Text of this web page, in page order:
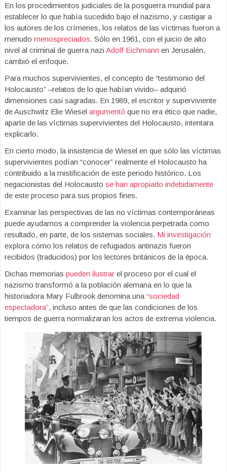
En los procedimientos judiciales de la posguerra mundial para
establecer lo que había sucedido bajo el nazismo, y castigar a
los autores de los crímenes, los relatos de las víctimas fueron a
menudo menospreciados. Sólo en 1961, con el juicio de alto
nivel al criminal de guerra nazi Adolf Eichmann en Jerusalén,
cambió el enfoque.
Para muchos supervivientes, el concepto de “testimonio del
Holocausto” –relatos de lo que habían vivido– adquirió
dimensiones casi sagradas. En 1989, el escritor y superviviente
de Auschwitz Elie Wiesel argumentó que no era ético que nadie,
aparte de las víctimas supervivientes del Holocausto, intentara
explicarlo.
En cierto modo, la insistencia de Wiesel en que sólo las víctimas
supervivientes podían “conocer” realmente el Holocausto ha
contribuido a la mistificación de este periodo histórico. Los
negacionistas del Holocausto se han apropiado indebidamente
de este proceso para sus propios fines.
Examinar las perspectivas de las no víctimas contemporáneas
puede ayudarnos a comprender la violencia perpetrada como
resultado, en parte, de los sistemas sociales. Mi investigación
explora cómo los relatos de refugiados antinazis fueron
recibidos (traducidos) por los lectores británicos de la época.
Dichas memorias pueden ilustrar el proceso por el cual el
nazismo transformó a la población alemana en lo que la
historiadora Mary Fulbrook denomina una “sociedad
espectadora”, incluso antes de que las condiciones de los
tiempos de guerra normalizaran los actos de extrema violencia.